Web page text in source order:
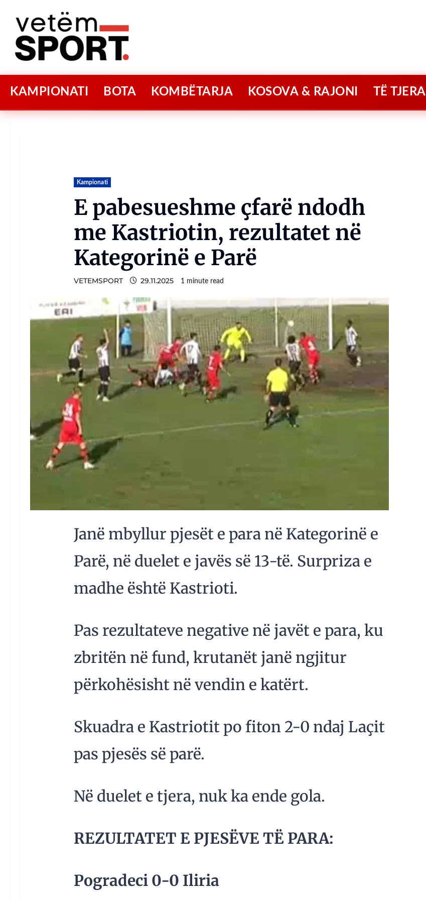
KAMPIONATI BOTA KOMBËTARJA KOSOVA & RAJONI TË TJERA
Kampionati
E pabesueshme çfarë ndodh
me Kastriotin, rezultatet në
Kategorinë e Parë
VETEMSPORT 29.11.2025 1 minute read
Janë mbyllur pjesët e para në Kategorinë e
Parë, në duelet e javës së 13-të. Surpriza e
madhe është Kastrioti.
Pas rezultateve negative në javët e para, ku
zbritën në fund, krutanët janë ngjitur
përkohësisht në vendin e katërt.
Skuadra e Kastriotit po fiton 2-0 ndaj Laçit
pas pjesës së parë.
Në duelet e tjera, nuk ka ende gola.
REZULTATET E PJESËVE TË PARA:
Pogradeci 0-0 Iliria